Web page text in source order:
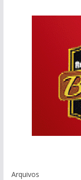
Arquivos